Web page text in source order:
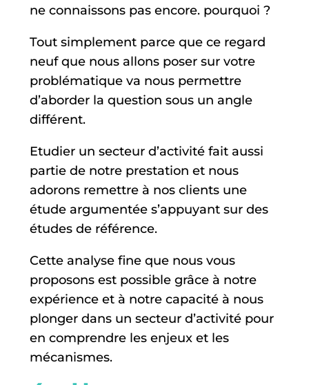
ne connaissons pas encore. pourquoi ?
Tout simplement parce que ce regard
neuf que nous allons poser sur votre
problématique va nous permettre
d’aborder la question sous un angle
différent.
Etudier un secteur d’activité fait aussi
partie de notre prestation et nous
adorons remettre à nos clients une
étude argumentée s’appuyant sur des
études de référence.
Cette analyse fine que nous vous
proposons est possible grâce à notre
expérience et à notre capacité à nous
plonger dans un secteur d’activité pour
en comprendre les enjeux et les
mécanismes.